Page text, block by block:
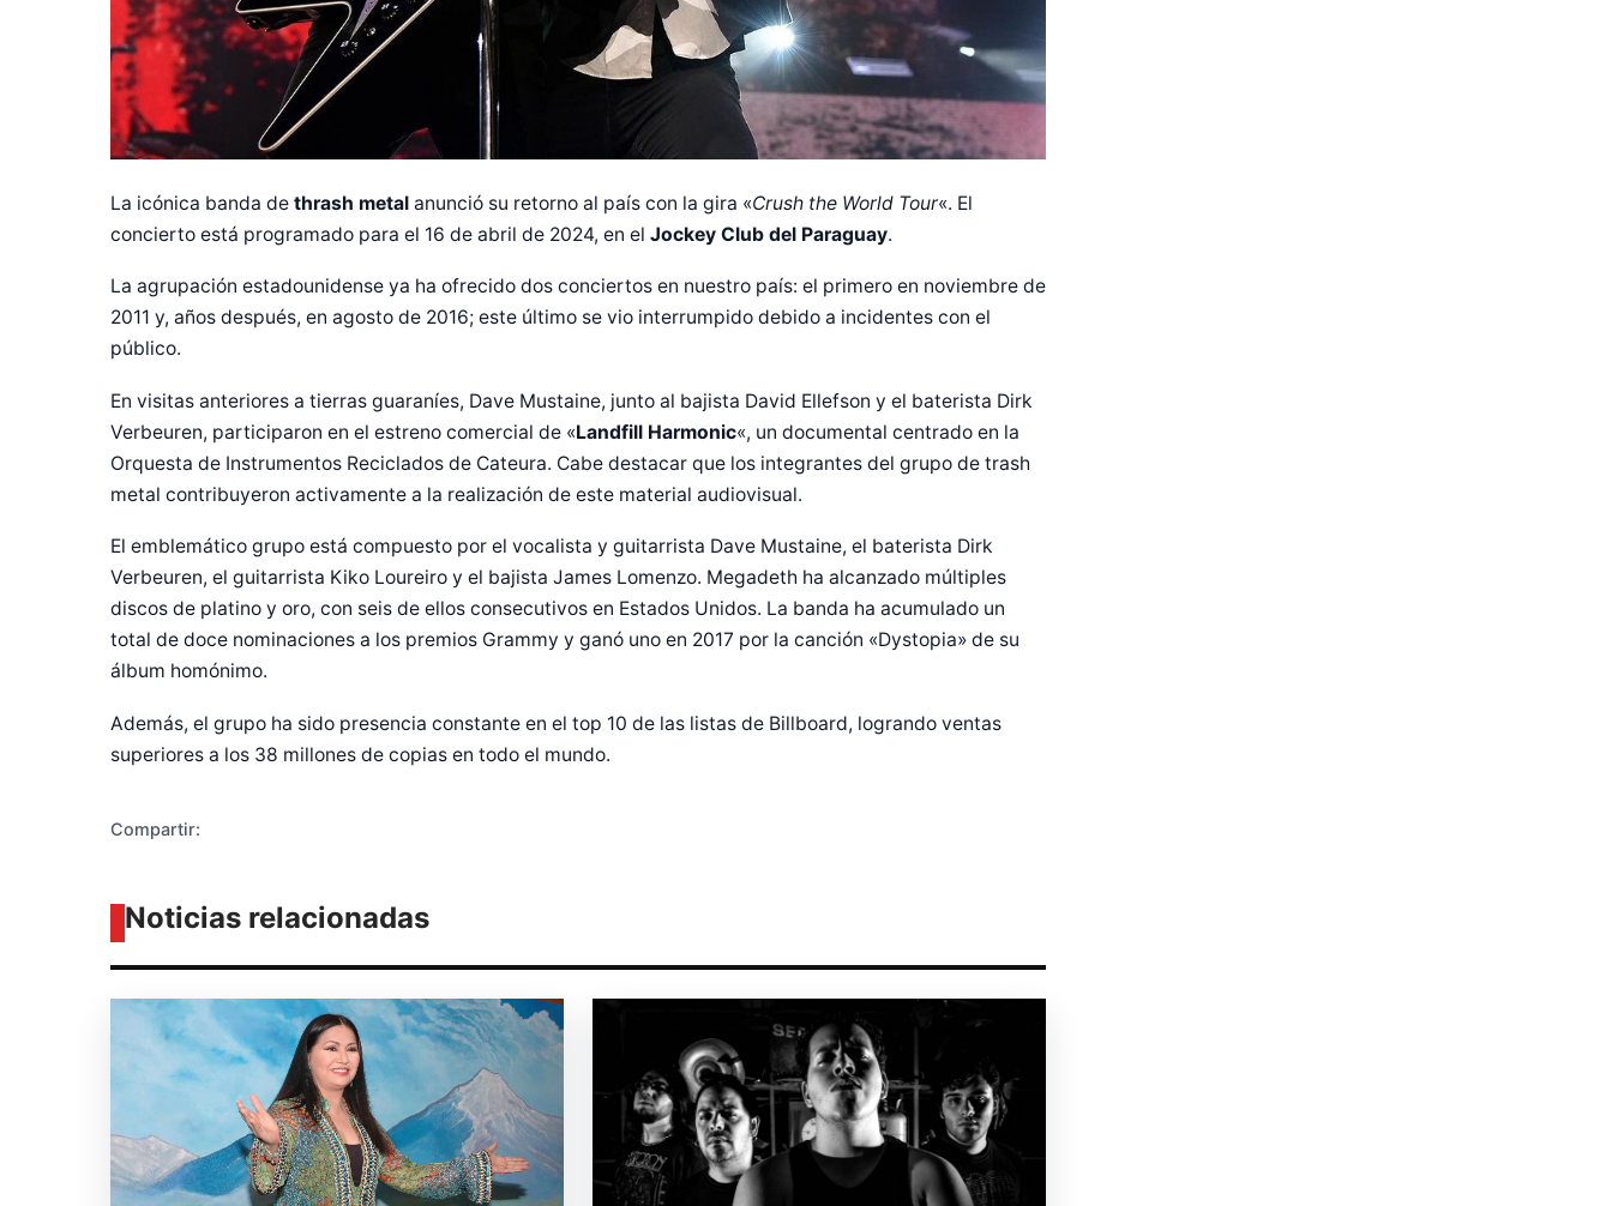
La icónica banda de thrash metal anunció su retorno al país con la gira «Crush the World Tour«. El
concierto está programado para el 16 de abril de 2024, en el Jockey Club del Paraguay.
La agrupación estadounidense ya ha ofrecido dos conciertos en nuestro país: el primero en noviembre de
2011 y, años después, en agosto de 2016; este último se vio interrumpido debido a incidentes con el
público.
En visitas anteriores a tierras guaraníes, Dave Mustaine, junto al bajista David Ellefson y el baterista Dirk
Verbeuren, participaron en el estreno comercial de «Landfill Harmonic«, un documental centrado en la
Orquesta de Instrumentos Reciclados de Cateura. Cabe destacar que los integrantes del grupo de trash
metal contribuyeron activamente a la realización de este material audiovisual.
El emblemático grupo está compuesto por el vocalista y guitarrista Dave Mustaine, el baterista Dirk
Verbeuren, el guitarrista Kiko Loureiro y el bajista James Lomenzo. Megadeth ha alcanzado múltiples
discos de platino y oro, con seis de ellos consecutivos en Estados Unidos. La banda ha acumulado un
total de doce nominaciones a los premios Grammy y ganó uno en 2017 por la canción «Dystopia» de su
álbum homónimo.
Además, el grupo ha sido presencia constante en el top 10 de las listas de Billboard, logrando ventas
superiores a los 38 millones de copias en todo el mundo.
Compartir:
Diseñado por Shiro Company
Noticias relacionadas